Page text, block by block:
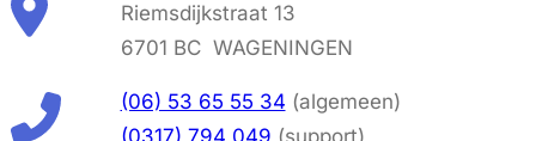
Riemsdijkstraat 13
6701 BC WAGENINGEN
(06) 53 65 55 34 (algemeen)